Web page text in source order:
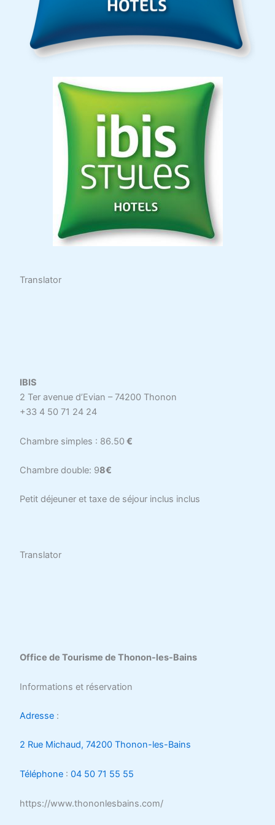
Translator
IBIS
2 Ter avenue d’Evian – 74200 Thonon
+33 4 50 71 24 24
Chambre simples : 86.50€
Chambre double: 98€
Petit déjeuner et taxe de séjour inclus inclus
Translator
Office de Tourisme de Thonon-les-Bains
Informations et réservation
Adresse :
2 Rue Michaud, 74200 Thonon-les-Bains
Téléphone :04 50 71 55 55
https://www.thononlesbains.com/